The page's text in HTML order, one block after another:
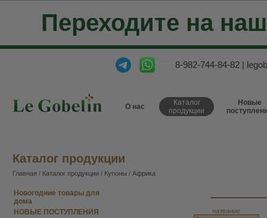
Переходите на
8-982-744-84-82 |
О нас
Каталог
продукции
Новые
Каталог продукции
Главная / Каталог продукции / Купоны / Африка
Новогодние товары для
дома
НОВЫЕ ПОСТУПЛЕНИЯ
название